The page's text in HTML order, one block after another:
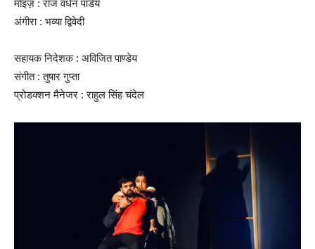
मोइज़ : राज वर्धन पांडेय
अंगीरा : भव्या द्विवेदी
सहायक निदेशक : अविजित पाण्डेय
संगीत : तुषार गुप्ता
प्रोडक्शन मैनेजर : राहुल सिंह चंदेल